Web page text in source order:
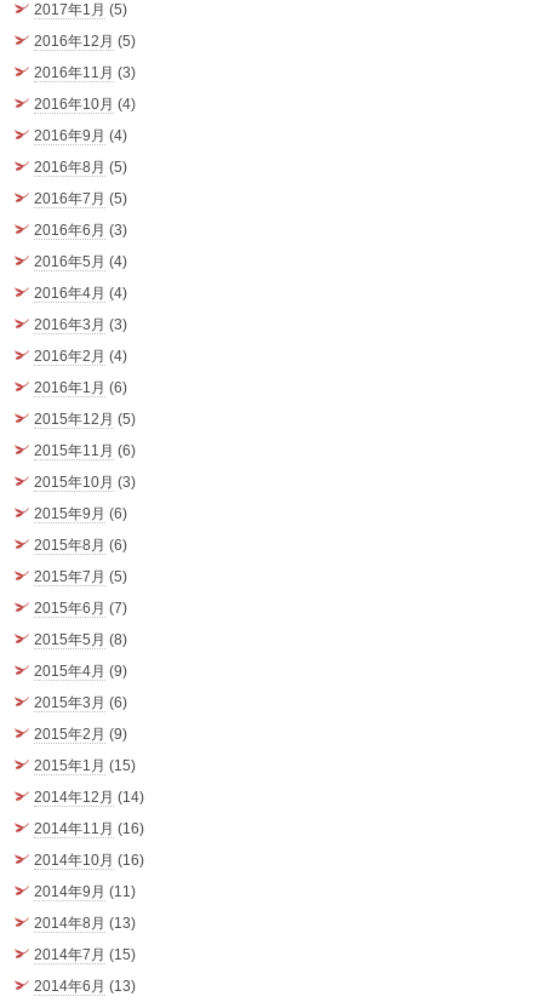
2017年1月 (5)
2016年12月 (5)
2016年11月 (3)
2016年10月 (4)
2016年9月 (4)
2016年8月 (5)
2016年7月 (5)
2016年6月 (3)
2016年5月 (4)
2016年4月 (4)
2016年3月 (3)
2016年2月 (4)
2016年1月 (6)
2015年12月 (5)
2015年11月 (6)
2015年10月 (3)
2015年9月 (6)
2015年8月 (6)
2015年7月 (5)
2015年6月 (7)
2015年5月 (8)
2015年4月 (9)
2015年3月 (6)
2015年2月 (9)
2015年1月 (15)
2014年12月 (14)
2014年11月 (16)
2014年10月 (16)
2014年9月 (11)
2014年8月 (13)
2014年7月 (15)
2014年6月 (13)